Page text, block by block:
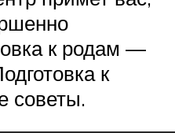
к родам —
к
советы.